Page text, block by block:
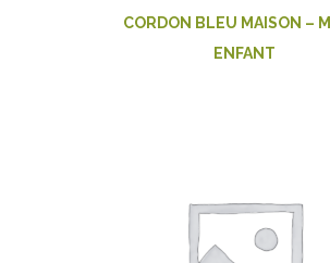
CORDON BLEU MAISON –
ENFANT